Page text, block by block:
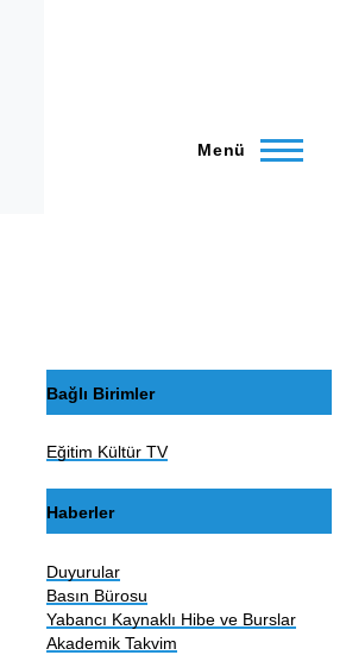
Menü
Bağlı Birimler
Eğitim Kültür TV
Haberler
Duyurular
Basın Bürosu
Yabancı Kaynaklı Hibe ve Burslar
Akademik Takvim